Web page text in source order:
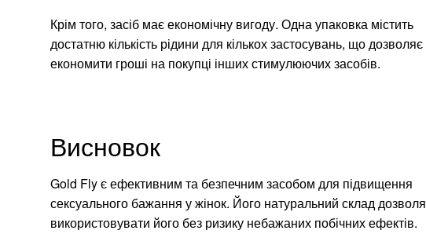
Крім того, засіб має економічну вигоду. Одна упаковка містить
достатню кількість рідини для кількох застосувань, що дозволяє
економити гроші на покупці інших стимулюючих засобів.
Висновок
Gold Fly є ефективним та безпечним засобом для підвищення
сексуального бажання у жінок. Його натуральний склад
використовувати його без ризику небажаних побічних ефектів.